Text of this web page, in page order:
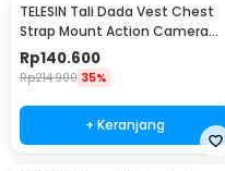
TELESIN Tali Dada Vest Chest
Strap Mount Action Camera
Quick Release - S2-CGP-01
Rp140.600
Rp214.900 35%
+ Keranjang